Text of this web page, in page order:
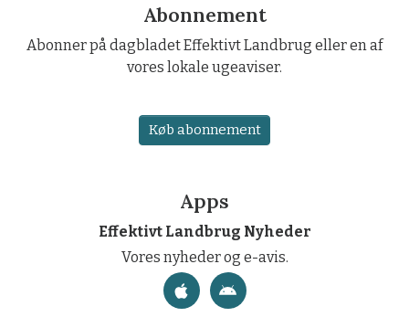
Abonnement
Abonner på dagbladet Effektivt Landbrug eller en af
vores lokale ugeaviser.
Køb abonnement
Apps
Effektivt Landbrug Nyheder
Vores nyheder og e-avis.